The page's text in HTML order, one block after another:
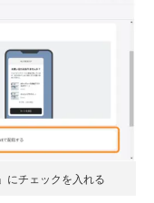
にチェックを入れる